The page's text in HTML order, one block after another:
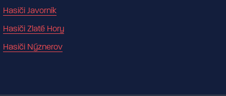
Hasiči Javorník
Hasiči Zlaté Hory
Hasiči Nýznerov